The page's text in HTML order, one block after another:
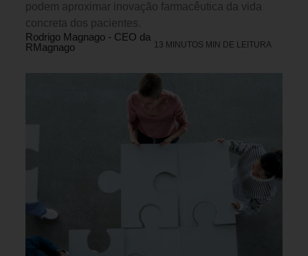
podem aproximar inovação farmacêutica da vida
concreta dos pacientes.
Rodrigo Magnago - CEO da
RMagnago
13 MINUTOS MIN DE LEITURA